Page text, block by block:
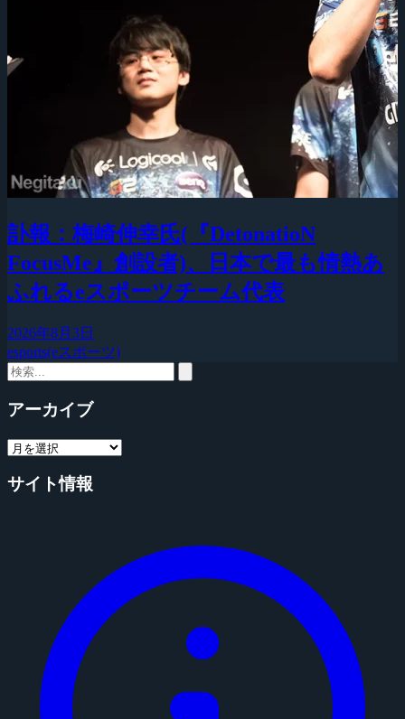
訃報：梅崎伸幸氏(『DetonatioN
FocusMe』創設者)、日本で最も情熱あ
ふれるeスポーツチーム代表
2026年8月3日
esports(eスポーツ)
アーカイブ
サイト情報